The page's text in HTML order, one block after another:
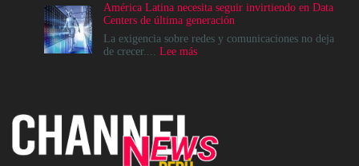
para
acelerar
la
era
del
impulso
al
alza
base
América Latina necesita seguir invirtiendo en Data
Centers de última generación
La exigencia sobre redes y comunicaciones no deja
de crecer.... Lee más:
Data
Centers